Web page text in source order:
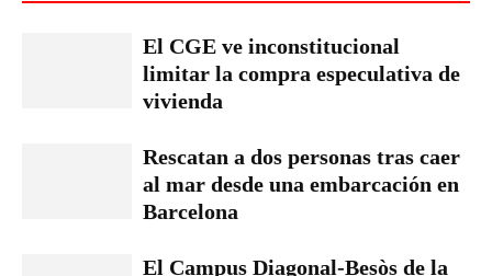
El CGE ve inconstitucional
limitar la compra especulativa de
vivienda
Rescatan a dos personas tras caer
al mar desde una embarcación en
Barcelona
El Campus Diagonal-Besòs de la